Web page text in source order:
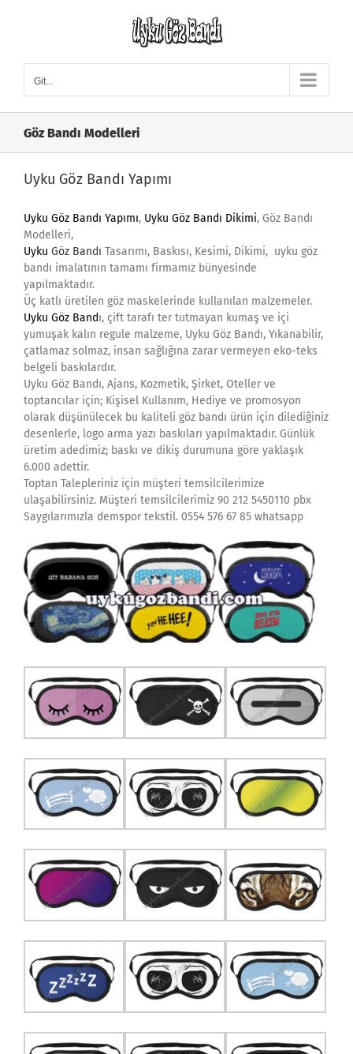
Git...
Göz Bandı Modelleri
Uyku Göz Bandı Yapımı
Uyku Göz Bandı Yapımı, Uyku Göz Bandı Dikimi, Göz Bandı
Modelleri,
Uyku Göz Bandı Tasarımı, Baskısı, Kesimi, Dikimi, uyku göz
bandı imalatının tamamı firmamız bünyesinde
yapılmaktadır.
Üç katlı üretilen göz maskelerinde kullanılan malzemeler.
Uyku Göz Bandı, çift tarafı ter tutmayan kumaş ve içi
yumuşak kalın regule malzeme, Uyku Göz Bandı, Yıkanabilir,
çatlamaz solmaz, insan sağlığına zarar vermeyen eko-teks
belgeli baskılardır.
Uyku Göz Bandı, Ajans, Kozmetik, Şirket, Oteller ve
toptancılar için; Kişisel Kullanım, Hediye ve promosyon
olarak düşünülecek bu kaliteli göz bandı ürün için dilediğiniz
desenlerle, logo arma yazı baskıları yapılmaktadır. Günlük
üretim adedimiz; baskı ve dikiş durumuna göre yaklaşık
6.000 adettir.
Toptan Talepleriniz için müşteri temsilcilerimize
ulaşabilirsiniz. Müşteri temsilcilerimiz 90 212 5450110 pbx
Saygılarımızla demspor tekstil. 0554 576 67 85 whatsapp